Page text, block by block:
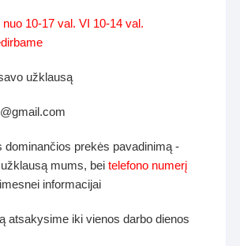
10-17 val. VI 10-14 val.
užklausą
dominančios prekės pavadinimą -
mums, beitelefono numerį
informacijai
atsakysime iki vienos darbo dienos